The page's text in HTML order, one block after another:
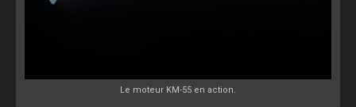
Le moteur KM-55 en action.